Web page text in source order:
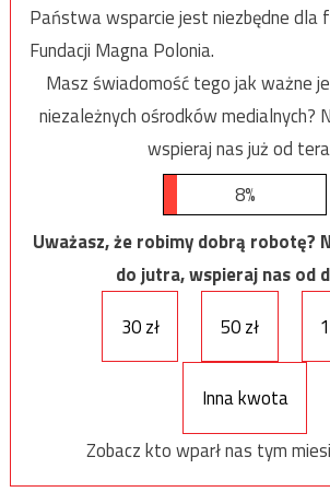
Państwa wsparcie jest niezbędne dla
Fundacji Magna Polonia.
Masz świadomość tego jak ważne
niezależnych ośrodków medialnych?
wspieraj nas już od
8%
Uważasz, że robimy dobrą robotę?
do jutra, wspieraj nas od
30 zł
50 zł
Inna kwota
Zobacz kto wparł nas tym